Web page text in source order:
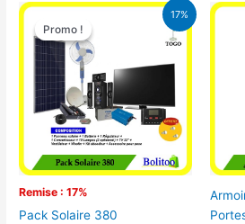
17%
Promo !
Remise : 17%
Promo !
Pack Solaire 380
Le
initial
était :
430.000 CFA.
Le
prix
actuel
355.000 CFA.